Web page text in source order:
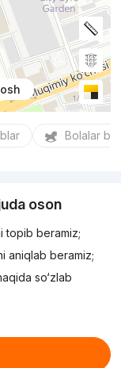
Bolalar
oson
topib beramiz;
aniqlab beramiz;
so‘zlab